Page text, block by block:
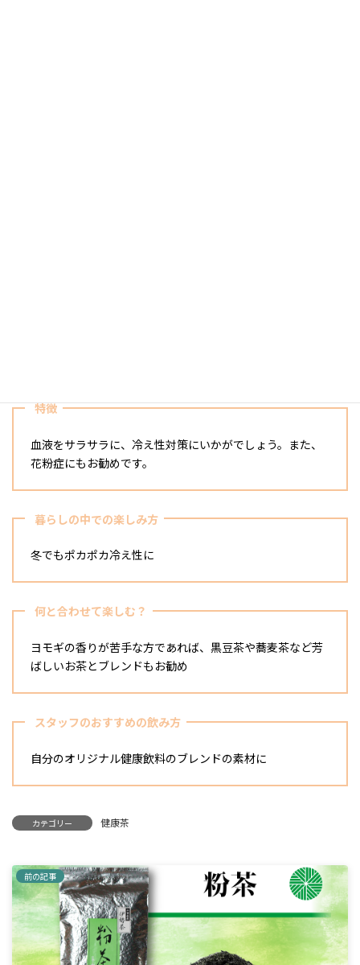
特徴
血液をサラサラに、冷え性対策にいかがでしょう。また、
花粉症にもお勧めです。
暮らしの中での楽しみ方
冬でもポカポカ冷え性に
何と合わせて楽しむ？
ヨモギの香りが苦手な方であれば、黒豆茶や蕎麦茶など芳
ばしいお茶とブレンドもお勧め
スタッフのおすすめの飲み方
自分のオリジナル健康飲料のブレンドの素材に
カテゴリー 健康茶
前の記事